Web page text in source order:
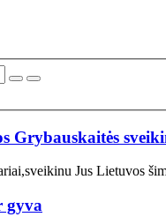
Grybauskaitės
Jus Lietuvos
gyva